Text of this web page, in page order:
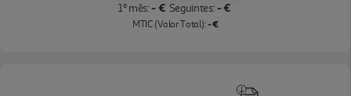
1º mês:- € Seguintes:- €
MTIC (Valor Total):- €